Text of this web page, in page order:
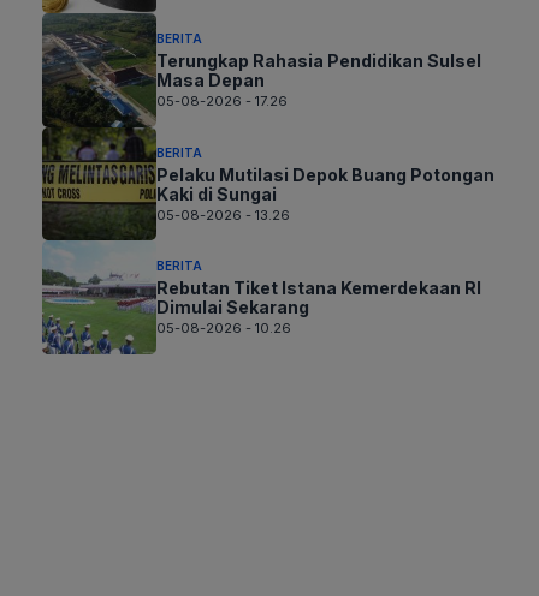
BERITA
Terungkap Rahasia Pendidikan Sulsel
Masa Depan
05-08-2026 - 17.26
BERITA
Pelaku Mutilasi Depok Buang Potongan
Kaki di Sungai
05-08-2026 - 13.26
BERITA
Rebutan Tiket Istana Kemerdekaan RI
Dimulai Sekarang
05-08-2026 - 10.26